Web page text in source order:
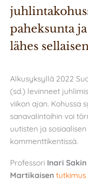
paheksunta
lähes
Alkusyksyllä 2022
(sd.) levinneet
viikon ajan. Kohussa
sanavalintoihin voi
uutisten ja
kommenttikentissä.
Professori Inari Sakin
Martikaisen tutkimus